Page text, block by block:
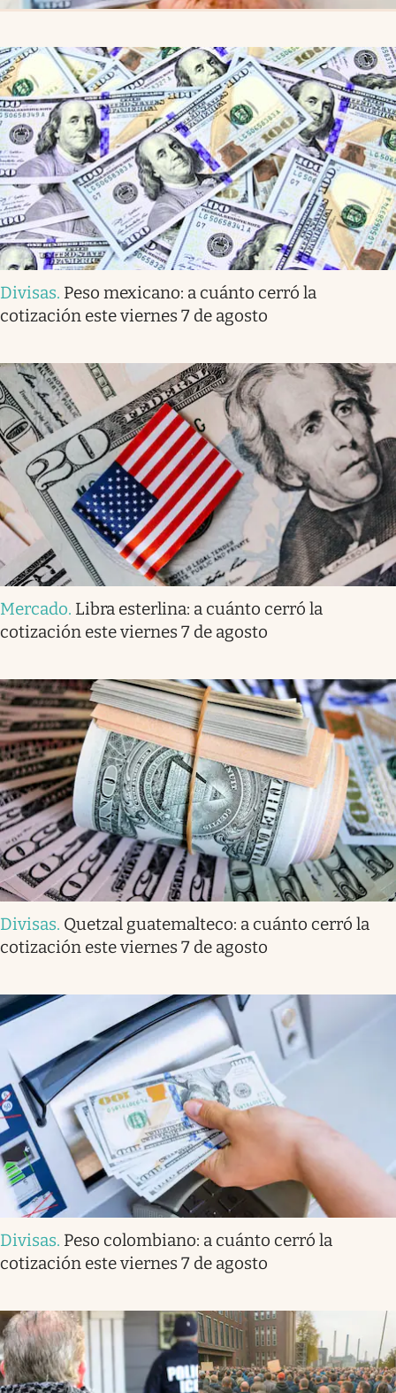
Divisas. Peso mexicano: a cuánto cerró la
cotización este viernes 7 de agosto
Mercado. Libra esterlina: a cuánto cerró la
cotización este viernes 7 de agosto
Divisas. Quetzal guatemalteco: a cuánto cerró la
cotización este viernes 7 de agosto
Divisas. Peso colombiano: a cuánto cerró la
cotización este viernes 7 de agosto